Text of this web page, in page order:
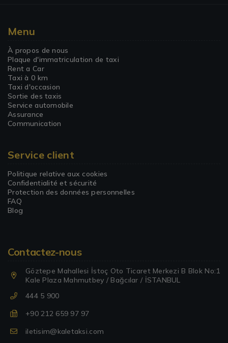
Menu
À propos de nous
Plaque d'immatriculation de taxi
Rent a Car
Taxi à 0 km
Taxi d'occasion
Sortie des taxis
Service automobile
Assurance
Communication
Service client
Politique relative aux cookies
Confidentialité et sécurité
Protection des données personnelles
FAQ
Blog
Contactez-nous
Göztepe Mahallesi İstoç Oto Ticaret Merkezi B Blok No:1
Kale Plaza Mahmutbey / Bağcılar / İSTANBUL
444 5 900
+90 212 659 97 97
iletisim@kaletaksi.com